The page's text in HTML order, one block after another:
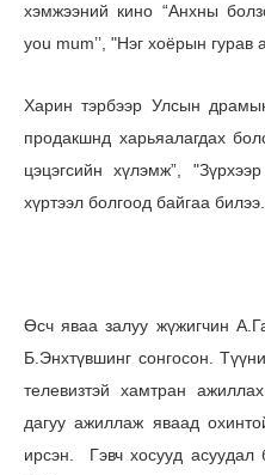
хэмжээний кино “Анхны
you mum’’, "Нэг хоёрын гурав
Харин тэрбээр Улсын
продакшнд харьяалагдах
цэцэгсийн хүлэмж”,
хүртээл болгоод байгаа билээ.
Өсч яваа залуу жүжигчин
Б.Энхтүвшинг сонгосон.
телевизтэй хамтран
дагуу ажиллаж яваад
ирсэн. Гэвч хосууд асуудал